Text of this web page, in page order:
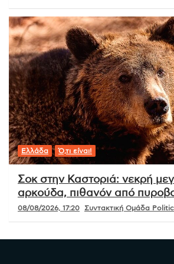
Ελλάδα Ό,τι είναι!
Σοκ στην Καστοριά: νεκρή
αρκούδα, πιθανόν από
08/08/2026, 17:20 Συντακτική Ομάδα